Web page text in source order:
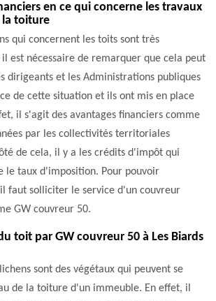
en ce qui concerne les travaux
la toiture
qui concernent les toits sont très
est nécessaire de remarquer que cela peut
dirigeants et les Administrations publiques
de cette situation et ils ont mis en place
il s'agit des avantages financiers comme
par les collectivités territoriales
de cela, il y a les crédits d'impôt qui
le taux d'imposition. Pour pouvoir
faut solliciter le service d'un couvreur
GW couvreur 50.
toit par GW couvreur 50 à Les Biards
sont des végétaux qui peuvent se
de la toiture d'un immeuble. En effet, il